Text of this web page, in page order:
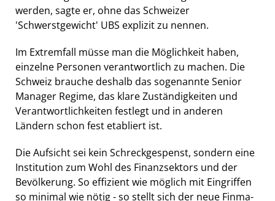
werden, sagte er, ohne das Schweizer
'Schwerstgewicht' UBS explizit zu nennen.
Im Extremfall müsse man die Möglichkeit haben,
einzelne Personen verantwortlich zu machen. Die
Schweiz brauche deshalb das sogenannte Senior
Manager Regime, das klare Zuständigkeiten und
Verantwortlichkeiten festlegt und in anderen
Ländern schon fest etabliert ist.
Die Aufsicht sei kein Schreckgespenst, sondern eine
Institution zum Wohl des Finanzsektors und der
Bevölkerung. So effizient wie möglich mit Eingriffen
so minimal wie nötig - so stellt sich der neue Finma-